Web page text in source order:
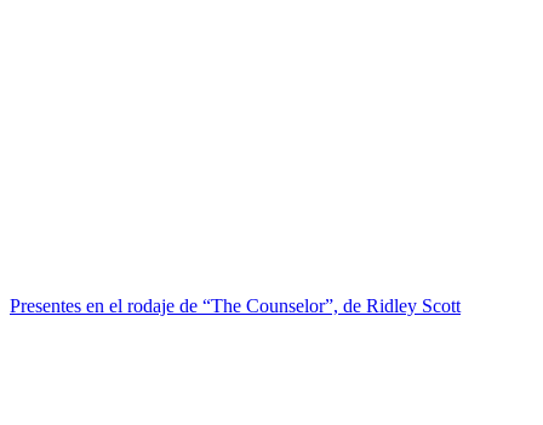
Presentes en el rodaje de “The Counselor”, de Ridley Scott